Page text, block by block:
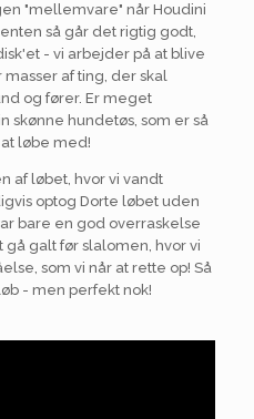
"mellemvare" når Houdini
så går det rigtig godt,
- vi arbejder på at blive
af ting, der skal
og fører. Er meget
skønne hundetøs, som er så
løbe med!
af løbet, hvor vi vandt
optog Dorte løbet uden
bare en god overraskelse
gå galt før slalomen, hvor vi
som vi når at rette op! Så
- men perfekt nok!